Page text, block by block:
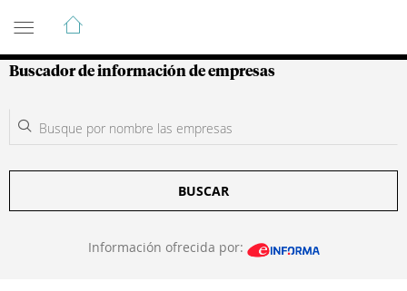
Guía de Empresas Colombianas
Buscador de información de empresas
BUSCAR
Información ofrecida por: